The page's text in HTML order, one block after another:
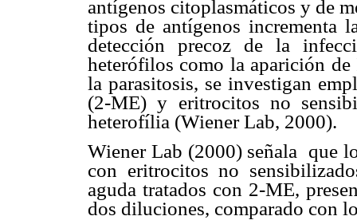
antígenos citoplasmáticos y de
tipos de antígenos incrementa
detección precoz de la
heterófilos como la aparición
la parasitosis, se investigan
(2-ME) y eritrocitos no
heterofília (Wiener Lab, 2000).
Wiener Lab (2000) señala que
con eritrocitos no
aguda tratados con 2-ME,
dos diluciones, comparado con